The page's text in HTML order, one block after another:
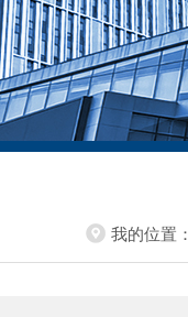
我的位置：